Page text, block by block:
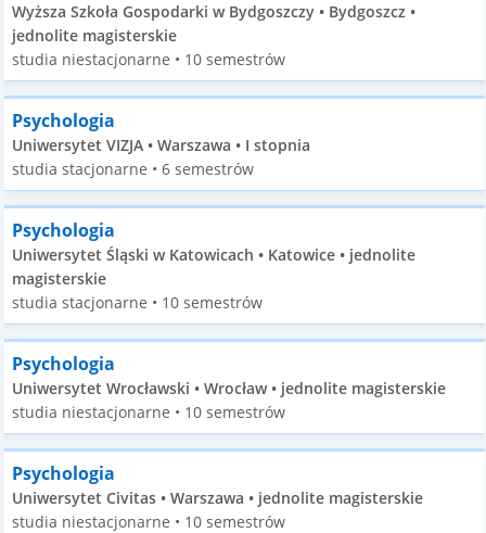
Wyższa Szkoła Gospodarki w Bydgoszczy • Bydgoszcz •
jednolite magisterskie
studia niestacjonarne • 10 semestrów
Psychologia
Uniwersytet VIZJA • Warszawa • I stopnia
studia stacjonarne • 6 semestrów
Psychologia
Uniwersytet Śląski w Katowicach • Katowice • jednolite
magisterskie
studia stacjonarne • 10 semestrów
Psychologia
Uniwersytet Wrocławski • Wrocław • jednolite magisterskie
studia niestacjonarne • 10 semestrów
Psychologia
Uniwersytet Civitas • Warszawa • jednolite magisterskie
studia niestacjonarne • 10 semestrów